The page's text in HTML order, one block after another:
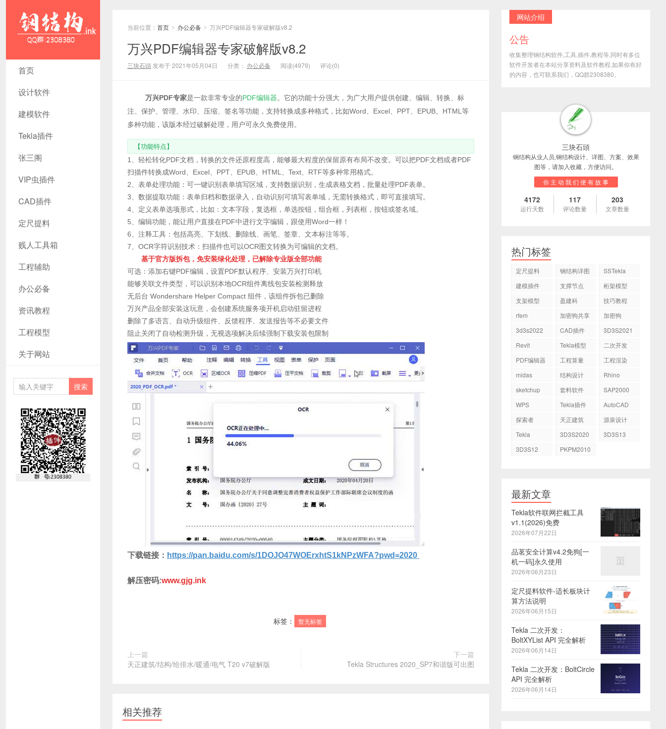
万兴PDF编
辑器专家破
解版v8.2 -
钢结构资源
网 Tekla插
件 CAD工
具 犀牛GH
汉化 套料
首页
设计软件
建模软件
Tekla插件
张三阁
VIP虫插件
CAD插件
定尺提料
贱人工具箱
工程辅助
办公必备
资讯教程
工程模型
关于网站
当前位置： 首页 > 办公必备 > 万兴PDF编辑器专家破解版v8.2
万兴PDF编辑器专家破解版v8.2
三块石頭 发布于 2021年05月04日 分类： 办公必备 阅读(4979) 评论(0)
万兴PDF专家是一款非常专业的PDF编辑器。它的功能十分强大，为广大用户提供创建、编辑、转换、标
注、保护、管理、水印、压缩、签名等功能，支持转换成多种格式，比如Word、Excel、PPT、EPUB、HTML等
多种功能，该版本经过破解处理，用户可永久免费使用。
【功能特点】
1、轻松转化PDF文档，转换的文件还原程度高，能够最大程度的保留原有布局不改变。可以把PDF文档或者PDF
扫描件转换成Word、Excel、PPT、EPUB、HTML、Text、RTF等多种常用格式。
2、表单处理功能：可一键识别表单填写区域，支持数据识别，生成表格文档，批量处理PDF表单。
3、数据提取功能：表单归档和数据录入，自动识别可填写表单域，无需转换格式，即可直接填写。
4、定义表单选项形式，比如：文本字段，复选框，单选按钮，组合框，列表框，按钮或签名域。
5、编辑功能，能让用户直接在PDF中进行文字编辑，跟使用Word一样！
6、注释工具：包括高亮、下划线、删除线、画笔、签章、文本标注等等。
7、OCR字符识别技术：扫描件也可以OCR图文转换为可编辑的文档。
基于官方版拆包，免安装绿化处理，已解除专业版全部功能
可选：添加右键PDF编辑，设置PDF默认程序、安装万兴打印机
能够关联文件类型，可以识别本地OCR组件离线包安装检测释放
无后台 Wondershare Helper Compact 组件，该组件拆包已删除
万兴产品全部安装这玩意，会创建系统服务项开机启动驻留进程
删除了多语言、自动升级组件、反馈程序、发送报告等不必要文件
阻止关闭了自动检测升级，无视选项解决后续强制下载安装包限制
下载链接： https://pan.baidu.com/s/1DOJO47WOErxhtS1kNPzWFA?pwd=2020
解压密码:www.gjg.ink
标签： 暂无标签
上一篇
天正建筑/结构/给排水/暖通/电气 T20 v7破解版
下一篇
Tekla Structures 2020_SP7和谐版可出图
相关推荐
网站介绍
公告
收集整理钢结构软件,工具,插件,教程等,同时有多位
软件开发者在本站分享资料及软件教程,如果你有好
的内容，也可联系我们，QQ群2308380。
三块石頭
钢结构从业人员,钢结构设计、详图、方案、效果
图等，请加入收藏，方便访问。
你 主 动 我 们 便 有 故 事
4172
运行天数
117
评论数量
203
文章数量
热门标签
定尺提料 钢结构详图
SSTekla
建模插件
支撑节点
桁架模型
支架模型
盈建科
技巧教程
rfem
加密狗共享
加密狗
3d3s2022
CAD插件
3D3S2021
Revit
Tekla模型
二次开发
PDF编辑器
工程算量
工程渲染
midas
结构设计
Rhino
sketchup
套料软件
SAP2000
WPS
Tekla插件
AutoCAD
探索者
天正建筑
源泉设计
Tekla
3D3S2020
3D3S13
3D3S12
PKPM2010
最新文章
Tekla软件联网拦截工具
v1.1(2026)免费
2026年07月22日
品茗安全计算v4.2免狗[一
机一码]永久使用
2026年06月23日
定尺提料软件-适长板块计
算方法说明
2026年06月15日
Tekla 二次开发：
BoltXYList API 完全解析
2026年06月14日
Tekla 二次开发：BoltCircle
API 完全解析
2026年06月14日